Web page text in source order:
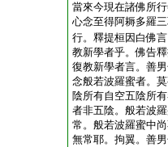
當來今現在諸佛所
心念至得阿耨多羅
行。釋提桓因白佛
教新學者乎。佛告
復教新學者言。善
念般若波羅蜜者。
陰所有自空五陰所
者非五陰。般若波
常。般若波羅蜜中
無常耶。拘翼。善